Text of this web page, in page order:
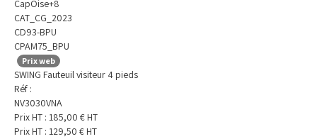
CapOise+8
CAT_CG_2023
CD93-BPU
CPAM75_BPU
Prix web
SWING Fauteuil visiteur 4 pieds
Réf :
NV3030VNA
Prix HT : 185,00 € HT
Prix HT : 129,50 € HT